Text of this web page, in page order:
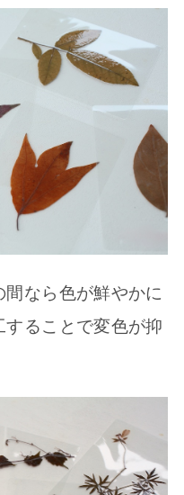
なら色が鮮やかに
ることで変色が抑